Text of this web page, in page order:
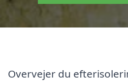
Overvejer du